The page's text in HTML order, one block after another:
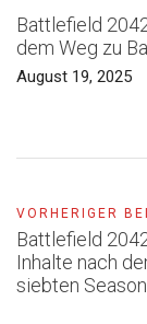
Battlefield
dem Weg zu
August 19, 2025
VORHERIGER
Battlefield
Inhalte nach
siebten